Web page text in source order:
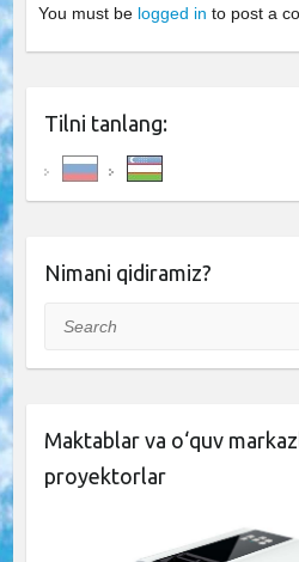
You must be logged in to post a
Tilni tanlang:
Nimani qidiramiz?
Search
Maktablar va o‘quv
proyektorlar